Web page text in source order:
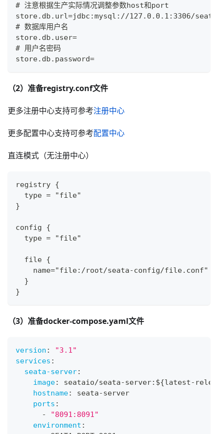
# 注意根据生产实际情况调整参数host和port
store.db.url=jdbc:mysql://127.0.0.1:3306/seata-
# 数据库用户名
store.db.user=
# 用户名密码
store.db.password=
（2）准备registry.conf文件
更多注册中心支持可参考注册中心
更多配置中心支持可参考配置中心
直连模式（无注册中心）
registry {
  type = "file"
}
config {
  type = "file"
  file {
    name="file:/root/seata-config/file.conf"
  }
}
（3）准备docker-compose.yaml文件
version :
"3.1"
services :
seata-server:
image: seataio/seata-server: ${latest-
hostname: seata-server
ports :
-
"8091:8091"
environment :